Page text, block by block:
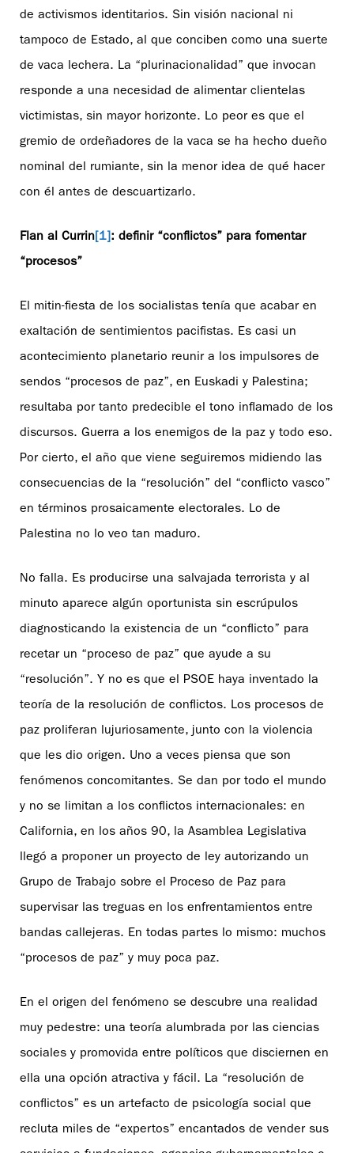
de activismos identitarios. Sin visión nacional ni
tampoco de Estado, al que conciben como una suerte
de vaca lechera. La “plurinacionalidad” que invocan
responde a una necesidad de alimentar clientelas
victimistas, sin mayor horizonte. Lo peor es que el
gremio de ordeñadores de la vaca se ha hecho dueño
nominal del rumiante, sin la menor idea de qué hacer
con él antes de descuartizarlo.
Flan al Currin [1] : definir “conflictos” para fomentar
“procesos”
El mitin-fiesta de los socialistas tenía que acabar en
exaltación de sentimientos pacifistas. Es casi un
acontecimiento planetario reunir a los impulsores de
sendos “procesos de paz”, en Euskadi y Palestina;
resultaba por tanto predecible el tono inflamado de los
discursos. Guerra a los enemigos de la paz y todo eso.
Por cierto, el año que viene seguiremos midiendo las
consecuencias de la “resolución” del “conflicto vasco”
en términos prosaicamente electorales. Lo de
Palestina no lo veo tan maduro.
No falla. Es producirse una salvajada terrorista y al
minuto aparece algún oportunista sin escrúpulos
diagnosticando la existencia de un “conflicto” para
recetar un “proceso de paz” que ayude a su
“resolución”. Y no es que el PSOE haya inventado la
teoría de la resolución de conflictos. Los procesos de
paz proliferan lujuriosamente, junto con la violencia
que les dio origen. Uno a veces piensa que son
fenómenos concomitantes. Se dan por todo el mundo
y no se limitan a los conflictos internacionales: en
California, en los años 90, la Asamblea Legislativa
llegó a proponer un proyecto de ley autorizando un
Grupo de Trabajo sobre el Proceso de Paz para
supervisar las treguas en los enfrentamientos entre
bandas callejeras. En todas partes lo mismo: muchos
“procesos de paz” y muy poca paz.
En el origen del fenómeno se descubre una realidad
muy pedestre: una teoría alumbrada por las ciencias
sociales y promovida entre políticos que disciernen en
ella una opción atractiva y fácil. La “resolución de
conflictos” es un artefacto de psicología social que
recluta miles de “expertos” encantados de vender sus